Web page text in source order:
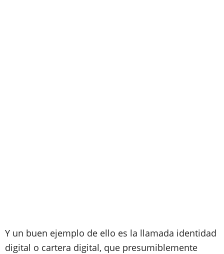
Y un buen ejemplo de ello es la llamada identidad
digital o cartera digital, que presumiblemente